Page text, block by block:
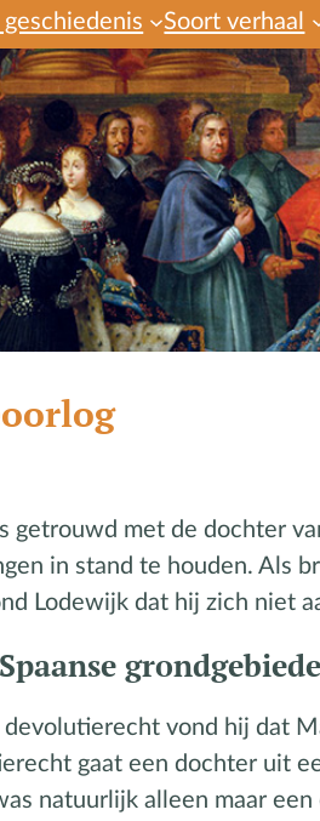
Soort verhaal
getrouwd met de dochter
in stand te houden. Als
Lodewijk dat hij zich niet
vond hij dat
gaat een dochter uit
natuurlijk alleen maar